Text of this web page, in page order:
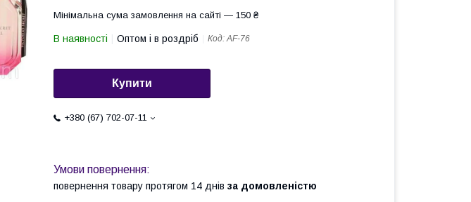
Мінімальна сума замовлення на сайті — 150 ₴
В наявності Оптом і в роздріб Код:АF-76
Купити
+380 (67) 702-07-11
повернення товару протягом 14 днів за домовленістю